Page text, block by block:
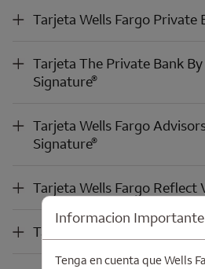
Tarjeta
Wells Fargo Private Bank
Visa Infinite
Tarjeta Wells Fargo Private
Tarjeta
The Private Bank By Invitation Visa Signature
Tarjeta The Private Bank
Signature®
Tarjeta
Wells Fargo Advisors
by Invitation
Visa Signature
Tarjeta Wells Fargo
Signature®
Tarjeta
Wells Fargo Reflect Visa
Tarjeta Wells Fargo Reflect
Tarjeta
Bilt World Elite Mastercard®
Tarjeta Bilt World Elite
® ®
Informacion Importante
Tenga en cuenta que Wells